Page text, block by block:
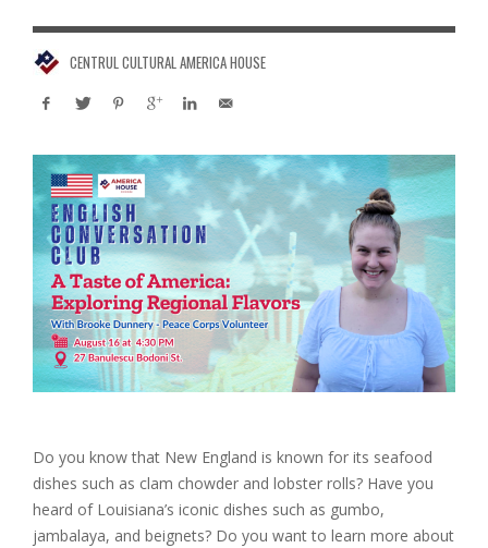
CENTRUL CULTURAL AMERICA HOUSE
Do you know that New England is known for its seafood
dishes such as clam chowder and lobster rolls? Have you
heard of Louisiana’s iconic dishes such as gumbo,
jambalaya, and beignets? Do you want to learn more about